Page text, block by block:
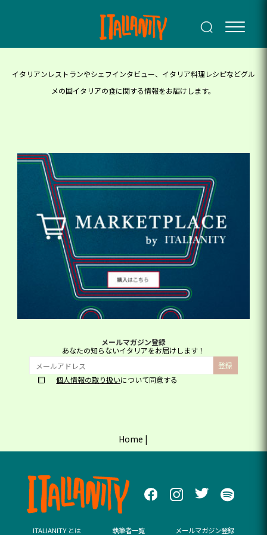
イタリアンレストランやシェフインタビュー、イタリア料理レシピなどグル
メの国イタリアの食に関する情報をお届けします。
メールマガジン登録
あなたの知らないイタリアをお届けします！
個人情報の取り扱いについて同意する
Home |
ITALIANITY とは 執筆者一覧 メールマガジン登録